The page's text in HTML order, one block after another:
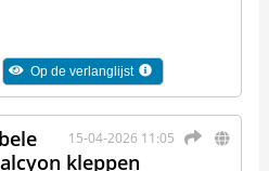
Op de verlanglijst
15-04-2026 11:05
kleppen